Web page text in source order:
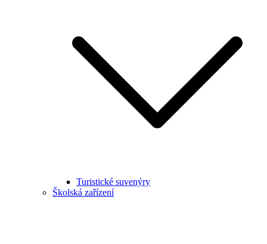
Turistické suvenýry
Školská zařízení